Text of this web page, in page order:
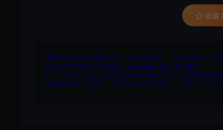
收藏
1.网站内所有文件均为网络共享资源，本站仅做打包整理。仅用于学习交流，严
2.所有资源请于下载后24小时内删除。如需体验更多乐趣，请购买正版！
3.所有内容均来自互联网。如侵犯您的版权或利益请发送邮件：
4.本站收费仅用于资源的保存、备份和分享所产生的费用，不用于盈利，亦无任何